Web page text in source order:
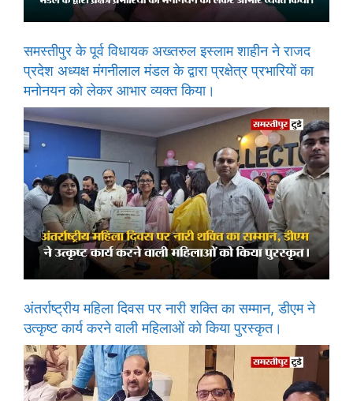
समस्तीपुर के पूर्व विधायक अख्तरुल इस्लाम शाहीन ने राजद
प्रदेश अध्यक्ष मंगनीलाल मंडल के द्वारा प्रक्षेत्र प्रभारियों का
मनोनयन को लेकर आभार व्यक्त किया।
अंतर्राष्ट्रीय महिला दिवस पर नारी शक्ति का सम्मान, डीएम ने
उत्कृष्ट कार्य करने वाली महिलाओं को किया पुरस्कृत।